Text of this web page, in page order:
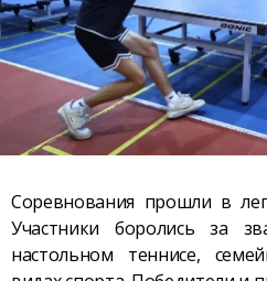
Соревнования прошли в
Участники боролись за
настольном теннисе,